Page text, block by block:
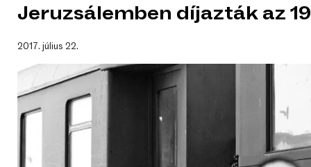
Jeruzsálemben díjazták az
2017. július 22.